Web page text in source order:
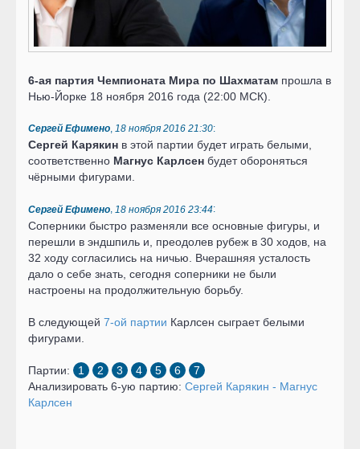
6-ая партия Чемпионата Мира по Шахматам прошла в
Нью-Йорке 18 ноября 2016 года (22:00 МСК).
Сергей Ефимено 18 ноября 2016 21:30:
Сергей Карякин в этой партии будет играть белыми,
соответственно Магнус Карлсен будет обороняться
чёрными фигурами.
Сергей Ефимено, 18 ноября 2016 23:44:
Соперники быстро разменяли все основные фигуры, и
перешли в эндшпиль и, преодолев рубеж в 30 ходов, на
32 ходу согласились на ничью. Вчерашняя усталость
дало о себе знать, сегодня соперники не были
настроены на продолжительную борьбу.
В следующей 7-ой партии Карлсен сыграет белыми
фигурами.
Партии: 1 2 3 4 5 6
7
Анализировать 6-ую партию: Сергей Карякин - Магнус
Карлсен